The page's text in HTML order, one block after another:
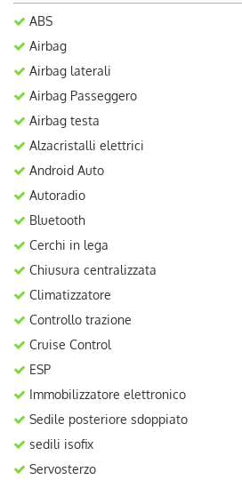
ABS
Airbag
Airbag laterali
Airbag Passeggero
Airbag testa
Alzacristalli elettrici
Android Auto
Autoradio
Bluetooth
Cerchi in lega
Chiusura centralizzata
Climatizzatore
Controllo trazione
Cruise Control
ESP
Immobilizzatore elettronico
Sedile posteriore sdoppiato
sedili isofix
Servosterzo